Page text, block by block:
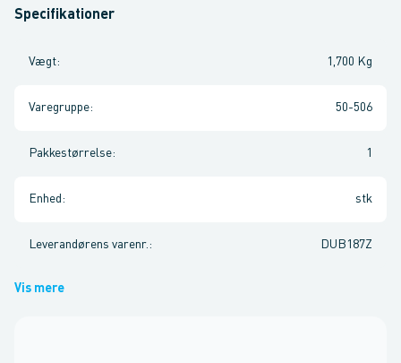
Specifikationer
Vægt: 1,700 Kg
Varegruppe: 50-506
Pakkestørrelse: 1
Enhed : stk
Leverandørens varenr. : DUB187Z
Vis mere